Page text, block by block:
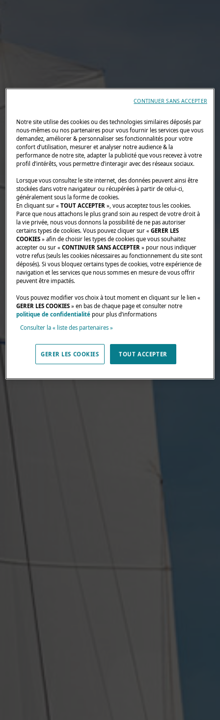
Notre site utilise des cookies ou des technologies similaires déposés par
nous-mêmes ou nos partenaires pour vous fournir les services que vous
demandez, améliorer & personnaliser ses fonctionnalités pour votre
confort d’utilisation, mesurer et analyser notre audience & la
performance de notre site, adapter la publicité que vous recevez à votre
profil d’intérêts, vous permettre d’interagir avec des réseaux sociaux.
Lorsque vous consultez le site internet, des données peuvent ainsi être
stockées dans votre navigateur ou récupérées à partir de celui-ci,
généralement sous la forme de cookies.
En cliquant sur «TOUT ACCEPTER », vous acceptez tous les cookies.
Parce que nous attachons le plus grand soin au respect de votre droit à
la vie privée, nous vous donnons la possibilité de ne pas autoriser
certains types de cookies. Vous pouvez cliquer sur «GERER LES
COOKIES » afin de choisir les types de cookies que vous souhaitez
accepter ou sur «CONTINUER SANS ACCEPTER » pour nous indiquer
votre refus (seuls les cookies nécessaires au fonctionnement du site sont
déposés). Si vous bloquez certains types de cookies, votre expérience de
navigation et les services que nous sommes en mesure de vous offrir
peuvent être impactés.
Vous pouvez modifier vos choix à tout moment en cliquant sur le lien «
GERER LES COOKIES » en bas de chaque page et consulter notre
politique de confidentialité pour plus d’informations
Consulter la « liste des partenaires »
GERER LES COOKIES TOUT ACCEPTER
CONTINUER SANS ACCEPTER